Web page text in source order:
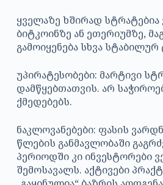
ყველაზე ხშირად
ბიტკოინზე ან ეთერიუმზე,
გამოიყენება სხვა სტაბილურ
უპირატესობები: მარტივი
დამწყებთათვის. არ
ქმედებებს.
ნაკლოვანებები: ფასის
წლების განმავლობაში
პერიოდში კი ინვესტორები
შემოსავალს. აქტივები